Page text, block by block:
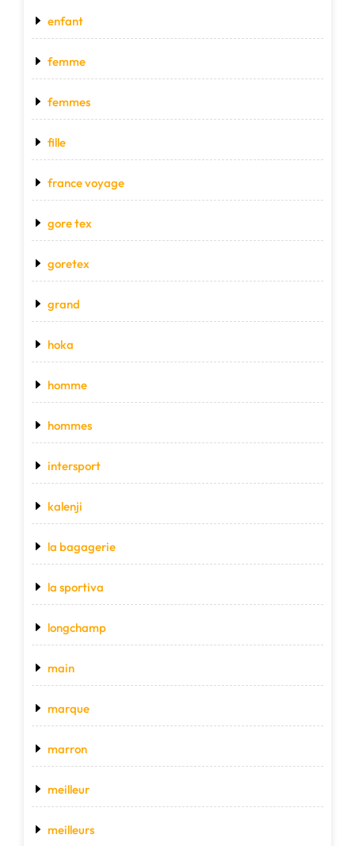
enfant
femme
femmes
fille
france voyage
gore tex
goretex
grand
hoka
homme
hommes
intersport
kalenji
la bagagerie
la sportiva
longchamp
main
marque
marron
meilleur
meilleurs